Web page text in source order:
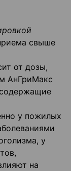
свыше
от дозы,
АнГриМакс
у пожилых
у
на